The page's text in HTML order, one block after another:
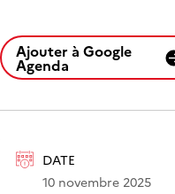
DATE
10 novembre 2025
Ajouter à Google
Agenda